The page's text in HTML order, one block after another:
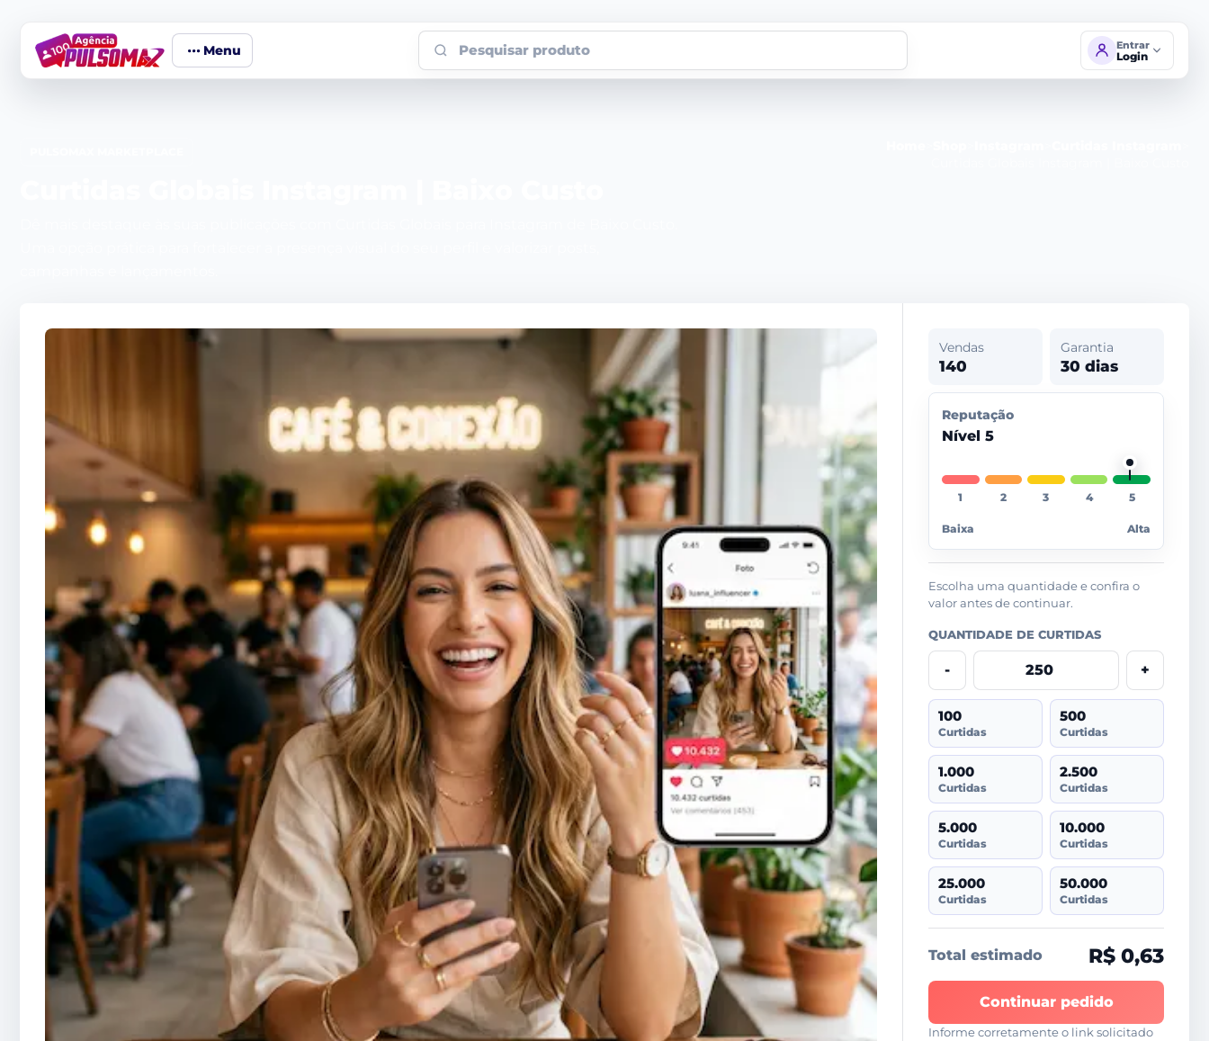
Menu
Pesquisar produto
Entrar
Login
Vendas
140
Garantia
30 dias
Reputação
Nível 5
Baixa Alta
Escolha uma quantidade e confira o
valor antes de continuar.
QUANTIDADE DE CURTIDAS
- +
100
Curtidas
500
Curtidas
1.000
Curtidas
2.500
Curtidas
5.000
Curtidas
10.000
Curtidas
25.000
Curtidas
50.000
Curtidas
Total estimado R$ 0,63
Continuar pedido
Informe corretamente o link solicitado